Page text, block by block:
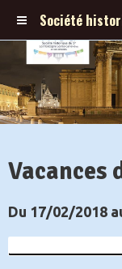
Vacances
Du 17/02/2018